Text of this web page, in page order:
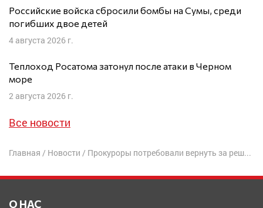
Российские войска сбросили бомбы на Сумы, среди
погибших двое детей
4 августа 2026 г.
Теплоход Росатома затонул после атаки в Черном
море
2 августа 2026 г.
Все новости
Главная / Новости / Прокуроры потребовали вернуть за решетку соратника адвоката Трампа
О НАС